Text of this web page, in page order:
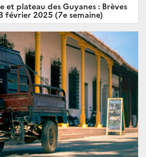
et plateau des Guyanes : Brèves
février 2025 (7e semaine)